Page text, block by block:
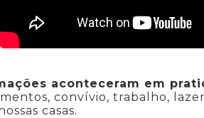
aconteceram em
convívio, trabalho,
casas.